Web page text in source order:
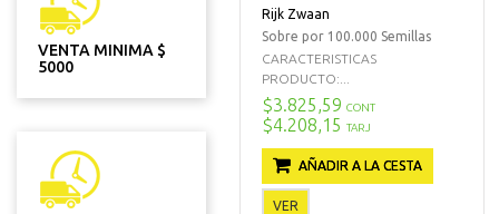
VENTA MINIMA $
5000
Rijk Zwaan
Sobre por 100.000 Semillas
CARACTERISTICAS
PRODUCTO:...
$3.825,59 CONT
$4.208,15 TARJ
AÑADIR A LA CESTA
VER